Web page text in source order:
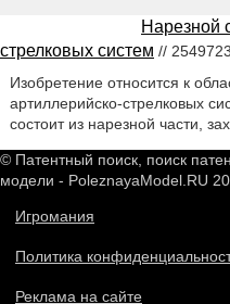
Нарезной
стрелковых систем // 2549723
Изобретение относится к
артиллерийско-стрелковых
состоит из нарезной части,
© Патентный поиск, поиск
модели - PoleznayaModel.RU
Игромания
Политика
Реклама на сайте